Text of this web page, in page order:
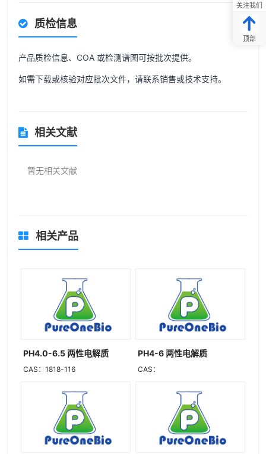
质检信息
产品质检信息、COA 或检测谱图可按批次提供。
如需下载或核验对应批次文件，请联系销售或技术支持。
相关文献
暂无相关文献
相关产品
PH4.0-6.5 两性电解质
CAS：1818-116
PH4-6 两性电解质
CAS：
关注我们
顶部